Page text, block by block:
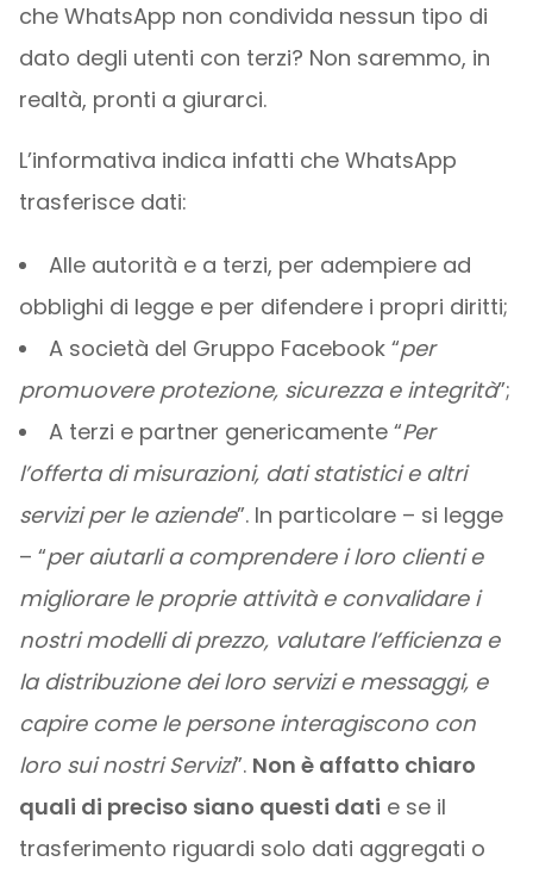
che WhatsApp non condivida nessun tipo di
dato degli utenti con terzi? Non saremmo, in
realtà, pronti a giurarci.
L’informativa indica infatti che WhatsApp
trasferisce dati:
Alle autorità e a terzi, per adempiere ad
obblighi di legge e per difendere i propri diritti;
A società del Gruppo Facebook “per
promuovere protezione, sicurezza e integrità”;
A terzi e partner genericamente “Per
l’offerta di misurazioni, dati statistici e altri
servizi per le aziende”. In particolare – si legge
– “per aiutarli a comprendere i loro clienti e
migliorare le proprie attività e convalidare i
nostri modelli di prezzo, valutare l’efficienza e
la distribuzione dei loro servizi e messaggi, e
capire come le persone interagiscono con
loro sui nostri Servizi”. Non è affatto chiaro
quali di preciso siano questi dati e se il
trasferimento riguardi solo dati aggregati o